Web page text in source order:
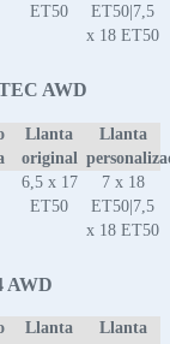
ET50
ET50|7,5
x 18 ET50
AWD
Llanta
original
Llanta
6,5 x 17
ET50
7 x 18
ET50|7,5
x 18 ET50
AWD
Llanta
Llanta